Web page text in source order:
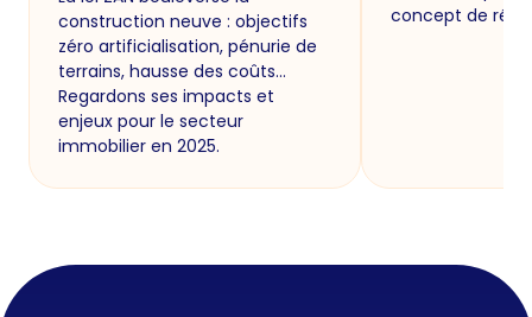
construction neuve : objectifs
zéro artificialisation, pénurie de
terrains, hausse des coûts…
Regardons ses impacts et
enjeux pour le secteur
immobilier en 2025.
concept de